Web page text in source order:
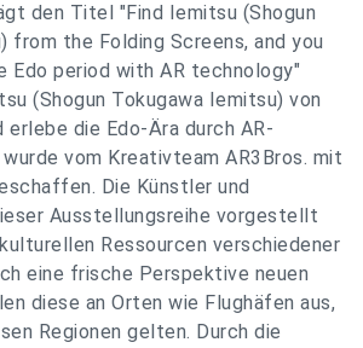
den Titel "Find Iemitsu (Shogun
from the Folding Screens, and you
Edo period with AR technology"
(Shogun Tokugawa Iemitsu) von
erlebe die Edo-Ära durch AR-
vom Kreativteam AR3Bros. mit
Die Künstler und
Ausstellungsreihe vorgestellt
Ressourcen verschiedener
eine frische Perspektive neuen
diese an Orten wie Flughäfen aus,
Regionen gelten. Durch die